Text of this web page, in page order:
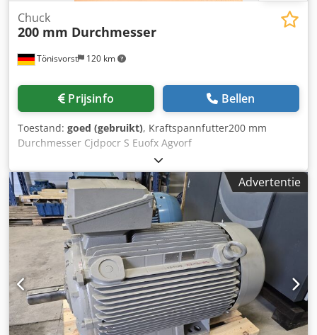
Tönisvorst 120 km
Chuck
200 mm Durchmesser
Prijsinfo Bellen
Toestand: goed (gebruikt), Kraftspannfutter200 mm
Durchmesser Cjdpocr S Euofx Agvorf
Advertentie